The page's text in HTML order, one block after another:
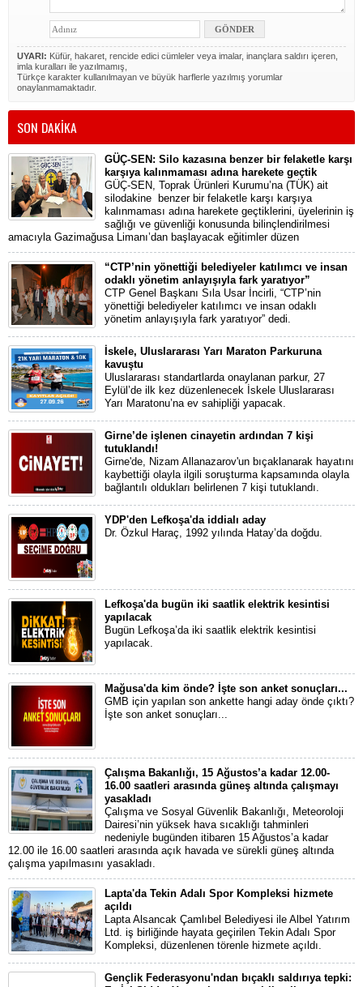
UYARI: Küfür, hakaret, rencide edici cümleler veya imalar, inançlara saldırı içeren,
imla kuralları ile yazılmamış,
Türkçe karakter kullanılmayan ve büyük harflerle yazılmış yorumlar
onaylanmamaktadır.
SON DAKİKA
GÜÇ-SEN: Silo kazasına benzer bir felaketle karşı
karşıya kalınmaması adına harekete geçtik
GÜÇ-SEN, Toprak Ürünleri Kurumu’na (TÜK) ait
silodakine benzer bir felaketle karşı karşıya
kalınmaması adına harekete geçtiklerini, üyelerinin iş
sağlığı ve güvenliği konusunda bilinçlendirilmesi
amacıyla Gazimağusa Limanı’dan başlayacak eğitimler düzen
“CTP’nin yönettiği belediyeler katılımcı ve insan
odaklı yönetim anlayışıyla fark yaratıyor”
CTP Genel Başkanı Sıla Usar İncirli, “CTP’nin
yönettiği belediyeler katılımcı ve insan odaklı
yönetim anlayışıyla fark yaratıyor” dedi.
İskele, Uluslararası Yarı Maraton Parkuruna
kavuştu
Uluslararası standartlarda onaylanan parkur, 27
Eylül’de ilk kez düzenlenecek İskele Uluslararası
Yarı Maratonu’na ev sahipliği yapacak.
Girne’de işlenen cinayetin ardından 7 kişi
tutuklandı!
Girne'de, Nizam Allanazarov'un bıçaklanarak hayatını
kaybettiği olayla ilgili soruşturma kapsamında olayla
bağlantılı oldukları belirlenen 7 kişi tutuklandı.
YDP'den Lefkoşa'da iddialı aday
Dr. Özkul Haraç, 1992 yılında Hatay’da doğdu.
Lefkoşa'da bugün iki saatlik elektrik kesintisi
yapılacak
Bugün Lefkoşa’da iki saatlik elektrik kesintisi
yapılacak.
Mağusa'da kim önde? İşte son anket sonuçları...
GMB için yapılan son ankette hangi aday önde çıktı?
İşte son anket sonuçları...
Çalışma Bakanlığı, 15 Ağustos’a kadar 12.00-
16.00 saatleri arasında güneş altında çalışmayı
yasakladı
Çalışma ve Sosyal Güvenlik Bakanlığı, Meteoroloji
Dairesi’nin yüksek hava sıcaklığı tahminleri
nedeniyle bugünden itibaren 15 Ağustos’a kadar
12.00 ile 16.00 saatleri arasında açık havada ve sürekli güneş altında
çalışma yapılmasını yasakladı.
Lapta'da Tekin Adalı Spor Kompleksi hizmete
açıldı
Lapta Alsancak Çamlıbel Belediyesi ile Albel Yatırım
Ltd. iş birliğinde hayata geçirilen Tekin Adalı Spor
Kompleksi, düzenlenen törenle hizmete açıldı.
Gençlik Federasyonu'ndan bıçaklı saldırıya tepki: